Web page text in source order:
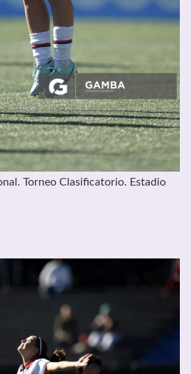
Torneo Clasificatorio. Estadio